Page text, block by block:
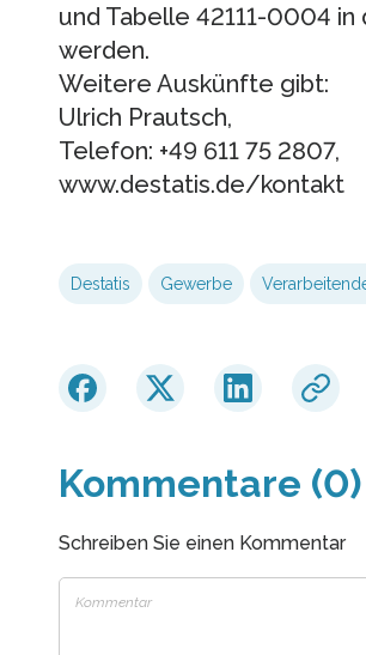
und Tabelle 42111-0004
werden.
Weitere Auskünfte gibt:
Ulrich Prautsch,
Telefon: +49 611 75 2807,
www.destatis.de/kontakt
Destatis Gewerbe
Kommentare (0)
Schreiben Sie einen Kommentar